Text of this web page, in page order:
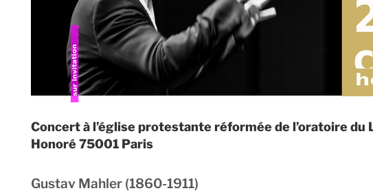
Concert à l’église protestante réformée de l’oratoire du
Honoré 75001 Paris
Gustav Mahler (1860-1911)